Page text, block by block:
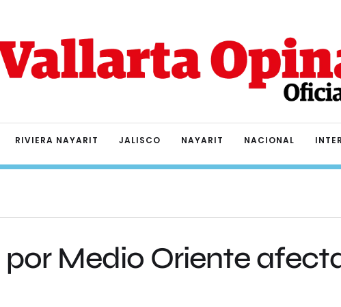
RIVIERA NAYARIT JALISCO NAYARIT NACIONAL
Medio Oriente